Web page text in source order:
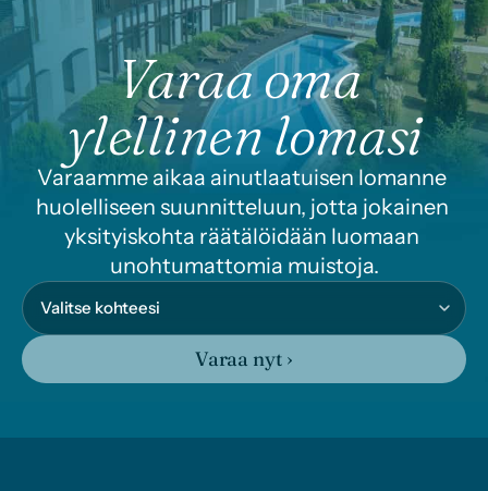
Varaa oma
ylellinen lomasi
Varaamme aikaa ainutlaatuisen lomanne
huolelliseen suunnitteluun, jotta jokainen
yksityiskohta räätälöidään luomaan
unohtumattomia muistoja.
Varaa nyt ›